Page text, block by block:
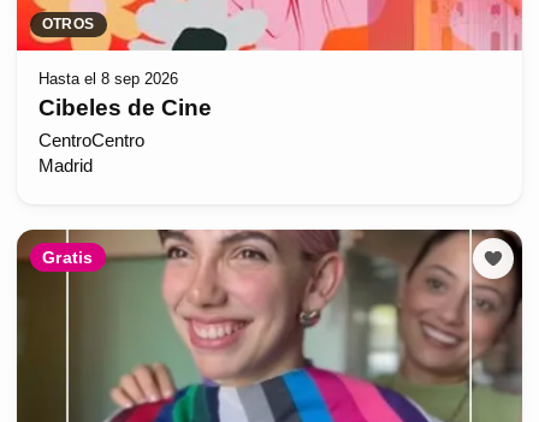
OTROS
Hasta el 8 sep 2026
Cibeles de Cine
CentroCentro
Madrid
Gratis